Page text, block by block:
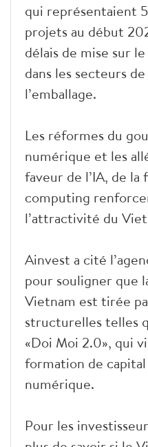
qui représentaient
projets au début
délais de mise sur
dans les secteurs
l’emballage.
Les réformes du
numérique et les
faveur de l’IA, de
computing
l’attractivité du
Ainvest a cité
pour souligner que
Vietnam est tirée
structurelles telles
«Doi Moi 2.0», qui
formation de
numérique.
Pour les